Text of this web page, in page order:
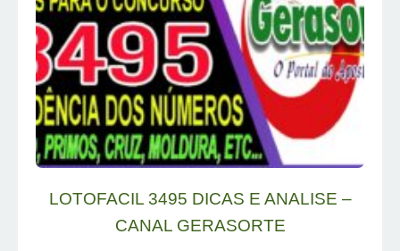
LOTOFACIL 3495 DICAS E ANALISE –
CANAL GERASORTE